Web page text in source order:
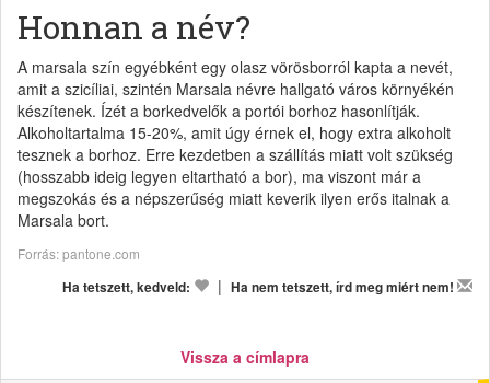
Honnan a név?
A marsala szín egyébként egy olasz vörösborról kapta a nevét,
amit a szicíliai, szintén Marsala névre hallgató város környékén
készítenek. Ízét a borkedvelők a portói borhoz hasonlítják.
Alkoholtartalma 15-20%, amit úgy érnek el, hogy extra alkoholt
tesznek a borhoz. Erre kezdetben a szállítás miatt volt szükség
(hosszabb ideig legyen eltartható a bor), ma viszont már a
megszokás és a népszerűség miatt keverik ilyen erős italnak a
Marsala bort.
Forrás: pantone.com
Ha tetszett, kedveld:
| Ha nem tetszett, írd meg miért nem!
Vissza a címlapra